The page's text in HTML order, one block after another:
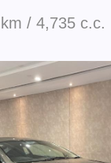
/ 4,735 c.c.